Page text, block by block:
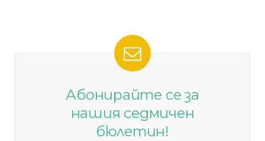
Абонирайте се за
нашия седмичен
бюлетин!